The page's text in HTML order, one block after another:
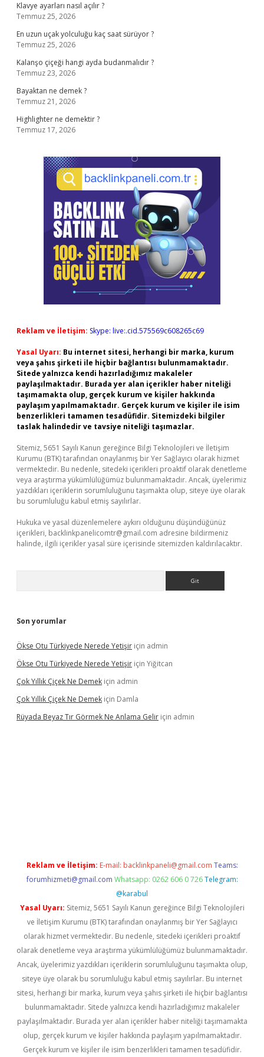
Klavye ayarları nasıl açılır ?
Temmuz 25, 2026
En uzun uçak yolculuğu kaç saat sürüyor ?
Temmuz 25, 2026
Kalanşo çiçeği hangi ayda budanmalıdır ?
Temmuz 23, 2026
Bayaktan ne demek ?
Temmuz 21, 2026
Highlighter ne demektir ?
Temmuz 17, 2026
Reklam ve İletişim: Skype: live:.cid.575569c608265c69
Yasal Uyarı: Bu internet sitesi, herhangi bir marka, kurum
veya şahıs şirketi ile hiçbir bağlantısı bulunmamaktadır.
Sitede yalnızca kendi hazırladığımız makaleler
paylaşılmaktadır. Burada yer alan içerikler haber niteliği
taşımamakta olup, gerçek kurum ve kişiler hakkında
paylaşım yapılmamaktadır. Gerçek kurum ve kişiler ile isim
benzerlikleri tamamen tesadüfidir. Sitemizdeki bilgiler
taslak halindedir ve tavsiye niteliği taşımazlar.
Sitemiz, 5651 Sayılı Kanun gereğince Bilgi Teknolojileri ve İletişim
Kurumu (BTK) tarafından onaylanmış bir Yer Sağlayıcı olarak hizmet
vermektedir. Bu nedenle, sitedeki içerikleri proaktif olarak denetleme
veya araştırma yükümlülüğümüz bulunmamaktadır. Ancak, üyelerimiz
yazdıkları içeriklerin sorumluluğunu taşımakta olup, siteye üye olarak
bu sorumluluğu kabul etmiş sayılırlar.
Hukuka ve yasal düzenlemelere aykırı olduğunu düşündüğünüz
içerikleri, backlinkpanelicomtr@gmail.com adresine bildirmeniz
halinde, ilgili içerikler yasal süre içerisinde sitemizden kaldırılacaktır.
Son yorumlar
Ökse Otu Türkiyede Nerede Yetişir için admin
Ökse Otu Türkiyede Nerede Yetişir için Yiğitcan
Çok Yıllık Çiçek Ne Demek için admin
Çok Yıllık Çiçek Ne Demek için Damla
Rüyada Beyaz Tır Görmek Ne Anlama Gelir için admin
Reklam ve İletişim: E-mail: backlinkpaneli@gmail.com Teams:
forumhizmeti@gmail.com Whatsapp: 0262 606 0 726 Telegram:
@karabul
Yasal Uyarı: Sitemiz, 5651 Sayılı Kanun gereğince Bilgi Teknolojileri
ve İletişim Kurumu (BTK) tarafından onaylanmış bir Yer Sağlayıcı
olarak hizmet vermektedir. Bu nedenle, sitedeki içerikleri proaktif
olarak denetleme veya araştırma yükümlülüğümüz bulunmamaktadır.
Ancak, üyelerimiz yazdıkları içeriklerin sorumluluğunu taşımakta olup,
siteye üye olarak bu sorumluluğu kabul etmiş sayılırlar. Bu internet
sitesi, herhangi bir marka, kurum veya şahıs şirketi ile hiçbir bağlantısı
bulunmamaktadır. Sitede yalnızca kendi hazırladığımız makaleler
paylaşılmaktadır. Burada yer alan içerikler haber niteliği taşımamakta
olup, gerçek kurum ve kişiler hakkında paylaşım yapılmamaktadır.
Gerçek kurum ve kişiler ile isim benzerlikleri tamamen tesadüfidir.